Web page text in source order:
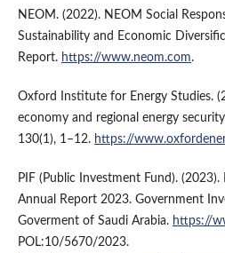
NEOM. (2022). NEOM Social
Sustainability and Economic
Report. https://www.neom.com.
Oxford Institute for Energy Studies.
economy and regional energy
130(1), 1–12. https://
PIF (Public Investment Fund).
Annual Report 2023. Government
Goverment of Saudi Arabia. https://
POL:10/5670/2023.